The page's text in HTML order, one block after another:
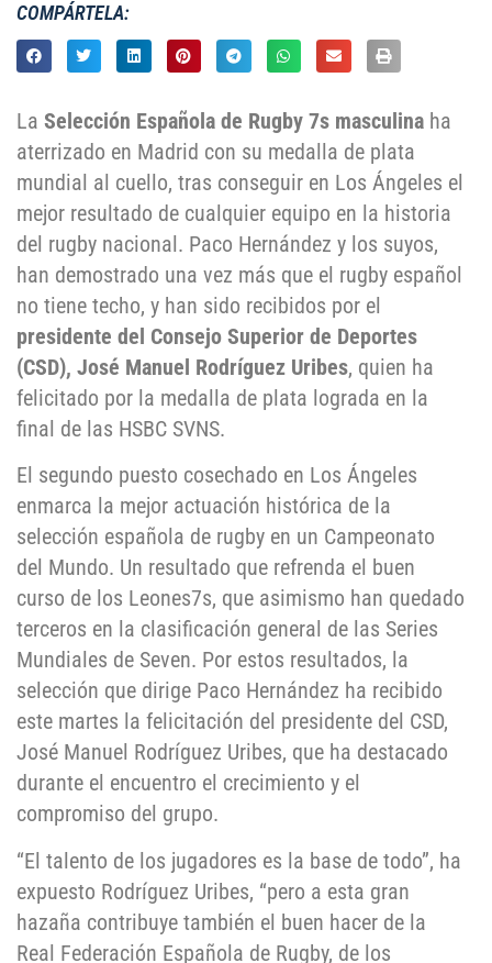
COMPÁRTELA:
La Selección Española de Rugby 7s masculina ha
aterrizado en Madrid con su medalla de plata
mundial al cuello, tras conseguir en Los Ángeles el
mejor resultado de cualquier equipo en la historia
del rugby nacional. Paco Hernández y los suyos,
han demostrado una vez más que el rugby español
no tiene techo, y han sido recibidos por el
presidente del Consejo Superior de Deportes
(CSD), José Manuel Rodríguez Uribes, quien ha
felicitado por la medalla de plata lograda en la
final de las HSBC SVNS.
El segundo puesto cosechado en Los Ángeles
enmarca la mejor actuación histórica de la
selección española de rugby en un Campeonato
del Mundo. Un resultado que refrenda el buen
curso de los Leones7s, que asimismo han quedado
terceros en la clasificación general de las Series
Mundiales de Seven. Por estos resultados, la
selección que dirige Paco Hernández ha recibido
este martes la felicitación del presidente del CSD,
José Manuel Rodríguez Uribes, que ha destacado
durante el encuentro el crecimiento y el
compromiso del grupo.
“El talento de los jugadores es la base de todo”, ha
expuesto Rodríguez Uribes, “pero a esta gran
hazaña contribuye también el buen hacer de la
Real Federación Española de Rugby, de los